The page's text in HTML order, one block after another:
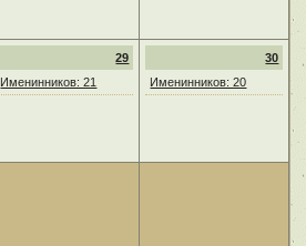
29
Именинников: 21
30
Именинников: 20